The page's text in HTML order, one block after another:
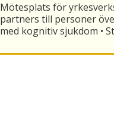
Mötesplats för
partners till personer
med kognitiv sjukdom •